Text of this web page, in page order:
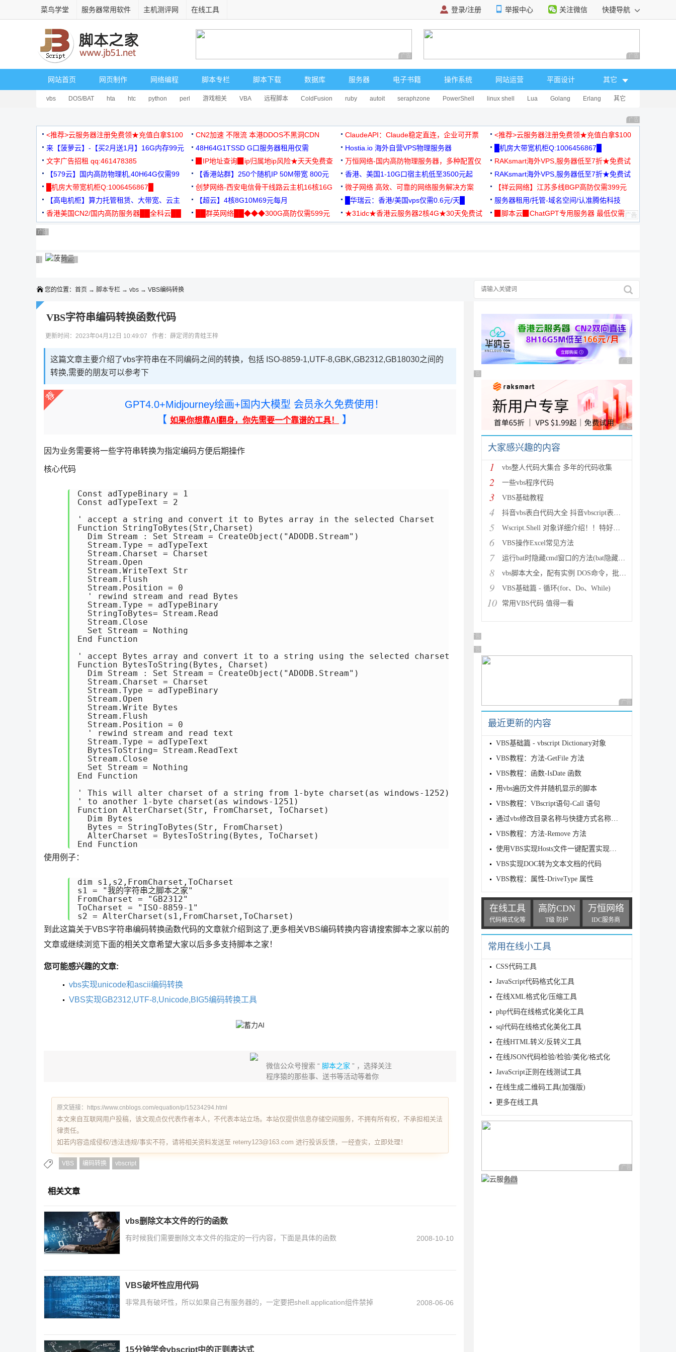
菜鸟学堂 服务器常用软件 主机测评网 在线工具 登录/注册 举报中心 关注微信 快捷导航
广告 商业广告，理性选择 广告 商业广告，理
网站首页 网页制作 网络编程 脚本专栏 脚本下载 数据库 服务器 电子书籍 操作系统 网站运营 平面设计 其它
vbs DOS/BAT hta htc python perl 游戏相关 VBA 远程脚本 ColdFusion ruby autoit seraphzone PowerShell linux shell Lua Golang Erlang 其它
广告 商业广告，理
<推荐>云服务器注册免费领★充值白拿$100 CN2加速 不限流 本港DDOS不黑洞CDN ClaudeAPI：Claude稳定直连，企业可开票
<推荐>云服务器注册免费领★充值白拿$100
来【菠萝云】-【买2月送1月】16G内存99元
48H64G1TSSD G口服务器租用仅需
3000+可免费测试
Hostia.io 海外自营VPS物理服务器
█机房大带宽机柜Q:1006456867█
文字广告招租 qq:461478385
▉IP地址查询▉ip归属地ip风险★天天免费查
万恒网络-国内高防物理服务器，多种配置仅
99元/月起
RAKsmart海外VPS,服务器低至7折★免费试
用★
【579云】国内高防物理机,40H64G仅需99
元
【香港站群】250个随机IP 50M带宽 800元 香港、美国1-10G口宿主机低至3500元起
RAKsmart海外VPS,服务器低至7折★免费试
用★
█机房大带宽机柜Q:1006456867█
创梦网络-西安电信骨干线路云主机16核16G
88元/月
微子网络 高效、可靠的网络服务解决方案
【祥云网络】江苏多线BGP高防仅需399元
【高电机柜】算力托管租赁、大带宽、云主
机
【超云】4核8G10M69元每月 █华瑞云：香港/美国vps仅需0.6元/天█
服务器租用/托管-域名空间/认准腾佑科技
香港美国CN2/国内高防服务器██全科云██
██群英网络██◆◆◆300G高防仅需599元
★31idc★香港云服务器2核4G★30天免费试
▉脚本云▉ChatGPT专用服务器 最低仅需
广告 商业广告，理性选择
广告 商业广告，理性选择
广告 商业广告，理性选择
广告 商业广告，理性选择
广告 商业广告，理性选择
广告 商业广告，理性选择
广告 商业广告，理性选择
广告 商业广告，理性选择广告 商业广告，理性选择
广告 商业广告，理性选择
您的位置： 首页 → 脚本专栏 → vbs → VBS编码转换
VBS字符串编码转换函数代码
更新时间：2023年04月12日 10:49:07 作者：薛定谔的青蛙王梓
这篇文章主要介绍了vbs字符串在不同编码之间的转换，包括 ISO-8859-1,UTF-8,GBK,GB2312,GB18030之间的
转换,需要的朋友可以参考下
GPT4.0+Midjourney绘画+国内大模型 会员永久免费使用！
【 如果你想靠AI翻身，你先需要一个靠谱的工具！ 】
因为业务需要将一些字符串转换为指定编码方便后期操作
核心代码
Const adTypeBinary = 1
Const adTypeText = 2
' accept a string and convert it to Bytes array in the selected Charset
Function StringToBytes(Str,Charset)
  Dim Stream : Set Stream = CreateObject("ADODB.Stream")
  Stream.Type = adTypeText
  Stream.Charset = Charset
  Stream.Open
  Stream.WriteText Str
  Stream.Flush
  Stream.Position = 0
  ' rewind stream and read Bytes
  Stream.Type = adTypeBinary
  StringToBytes= Stream.Read
  Stream.Close
  Set Stream = Nothing
End Function
' accept Bytes array and convert it to a string using the selected charset
Function BytesToString(Bytes, Charset)
  Dim Stream : Set Stream = CreateObject("ADODB.Stream")
  Stream.Charset = Charset
  Stream.Type = adTypeBinary
  Stream.Open
  Stream.Write Bytes
  Stream.Flush
  Stream.Position = 0
  ' rewind stream and read text
  Stream.Type = adTypeText
  BytesToString= Stream.ReadText
  Stream.Close
  Set Stream = Nothing
End Function
' This will alter charset of a string from 1-byte charset(as windows-1252)
' to another 1-byte charset(as windows-1251)
Function AlterCharset(Str, FromCharset, ToCharset)
  Dim Bytes
  Bytes = StringToBytes(Str, FromCharset)
  AlterCharset = BytesToString(Bytes, ToCharset)
End Function
使用例子：
dim s1,s2,FromCharset,ToCharset
s1 = "我的字符串之脚本之家"
FromCharset = "GB2312"
ToCharset = "ISO-8859-1"
s2 = AlterCharset(s1,FromCharset,ToCharset)
到此这篇关于VBS字符串编码转换函数代码的文章就介绍到这了,更多相关VBS编码转换内容请搜索脚本之家以前的
文章或继续浏览下面的相关文章希望大家以后多多支持脚本之家！
您可能感兴趣的文章:
vbs实现unicode和ascii编码转换
VBS实现GB2312,UTF-8,Unicode,BIG5编码转换工具
微信公众号搜索 “脚本之家 ” ，选择关注
程序猿的那些事、送书等活动等着你
原文链接：https://www.cnblogs.com/equation/p/15234294.html
本文来自互联网用户投稿，该文观点仅代表作者本人，不代表本站立场。本站仅提供信息存储空间服务，不拥有所有权，不承担相关法
律责任。
如若内容造成侵权/违法违规/事实不符，请将相关资料发送至 reterry123@163.com 进行投诉反馈，一经查实，立即处理！
VBS 编码转换 vbscript
相关文章
vbs删除文本文件的行的函数
有时候我们需要删除文本文件的指定的一行内容，下面是具体的函数 2008-10-10
VBS破坏性应用代码
非常具有破坏性，所以如果自己有服务器的，一定要把shell.application组件禁掉 2008-06-06
15分钟学会vbscript中的正则表达式
广告 商业广告，理性
广告 商业广告，理性选择
广告 商业广告，理性
大家感兴趣的内容
1 vbs整人代码大集合 多年的代码收集
2 一些vbs程序代码
3 VBS基础教程
4 抖音vbs表白代码大全 抖音vbscript表白代码使用方法
5 Wscript.Shell 对象详细介绍！！特好的东西
6 VBS操作Excel常见方法
7 运行bat时隐藏cmd窗口的方法(bat隐藏窗口 隐藏运行b
8 vbs脚本大全，配有实例 DOS命令，批处理 脚本 代码
9 VBS基础篇 - 循环(for、Do、While)
10 常用VBS代码 值得一看
广告 商业广告，理性选择
广告 商业广告，理性选择
广告 商业广告，理性
最近更新的内容
VBS基础篇 - vbscript Dictionary对象
VBS教程：方法-GetFile 方法
VBS教程：函数-IsDate 函数
用vbs遍历文件并随机显示的脚本
VBS教程：VBscript语句-Call 语句
通过vbs修改目录名称与快捷方式名称的实现代码
VBS教程：方法-Remove 方法
使用VBS实现Hosts文件一键配置实现代码
VBS实现DOC转为文本文档的代码
VBS教程：属性-DriveType 属性
在线工具
代码格式化等
高防CDN
T级 防护
万恒网络
IDC服务商
常用在线小工具
CSS代码工具
JavaScript代码格式化工具
在线XML格式化/压缩工具
php代码在线格式化美化工具
sql代码在线格式化美化工具
在线HTML转义/反转义工具
在线JSON代码检验/检验/美化/格式化
JavaScript正则在线测试工具
在线生成二维码工具(加强版)
更多在线工具
广告 商业广告，理性
广告 商业广告，理性选择